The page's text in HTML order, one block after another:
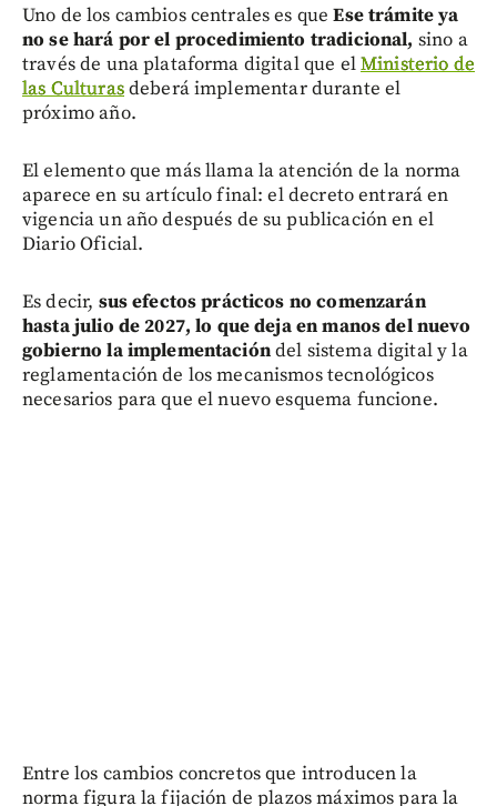
Uno de los cambios centrales es que Ese trámite ya
no se hará por el procedimiento tradicional, sino a
través de una plataforma digital que elMinisterio de
las Culturasdeberá implementar durante el
próximo año.
El elemento que más llama la atención de la norma
aparece en su artículo final: el decreto entrará en
vigencia un año después de su publicación en el
Diario Oficial.
Es decir, sus efectos prácticos no comenzarán
hasta julio de 2027, lo que deja en manos del nuevo
gobierno la implementacióndel sistema digital y la
reglamentación de los mecanismos tecnológicos
necesarios para que el nuevo esquema funcione.
Entre los cambios concretos que introducen la
norma figura la fijación de plazos máximos para la